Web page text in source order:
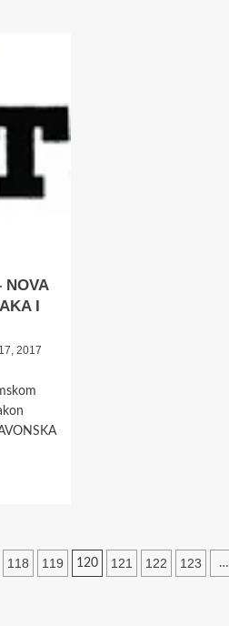
NOVA
I
2017
118 119 120 121 122 123 …